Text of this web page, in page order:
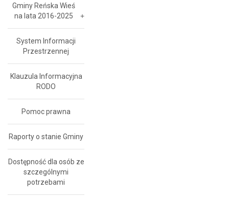
Gminy Reńska Wieś
na lata 2016-2025
System Informacji
Przestrzennej
Klauzula Informacyjna
RODO
Pomoc prawna
Raporty o stanie Gminy
Dostępność dla osób ze
szczególnymi
potrzebami